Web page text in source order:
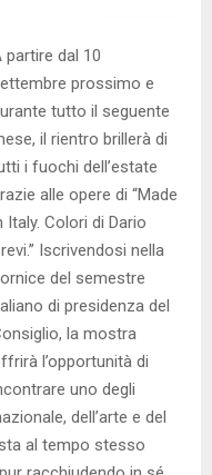
partire dal 10
prossimo e
tutto il seguente
il rientro brillerà di
i fuochi dell’estate
alle opere di “Made
Italy. Colori di Dario
Iscrivendosi nella
del semestre
di presidenza del
la mostra
l’opportunità di
uno degli
dell’arte e del
al tempo stesso